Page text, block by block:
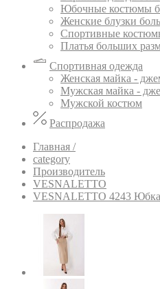
Юбочные костюмы
Женские блузки
Спортивные
Платья больших
Спортивная одежда
Женская майка -
Мужская майка -
Мужской костюм
Распродажа
Главная /
category
Производитель
VESNALETTO
VESNALETTO 4243 Юбка